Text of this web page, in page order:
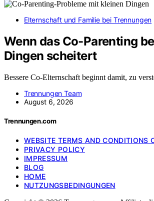
Elternschaft und Familie bei Trennungen
Wenn das Co-Parenting
Dingen scheitert
Bessere Co-Elternschaft beginnt damit, zu
Trennungen Team
August 6, 2026
Trennungen.com
WEBSITE TERMS AND CONDITIONS
PRIVACY POLICY
IMPRESSUM
BLOG
HOME
NUTZUNGSBEDINGUNGEN